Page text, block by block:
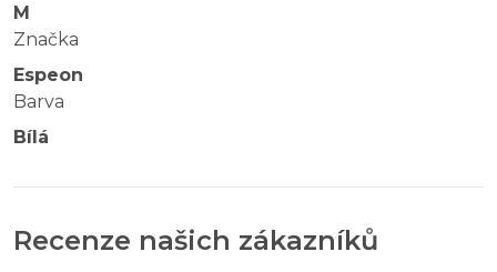
M
Značka
Espeon
Barva
Bílá
Recenze našich zákazníků